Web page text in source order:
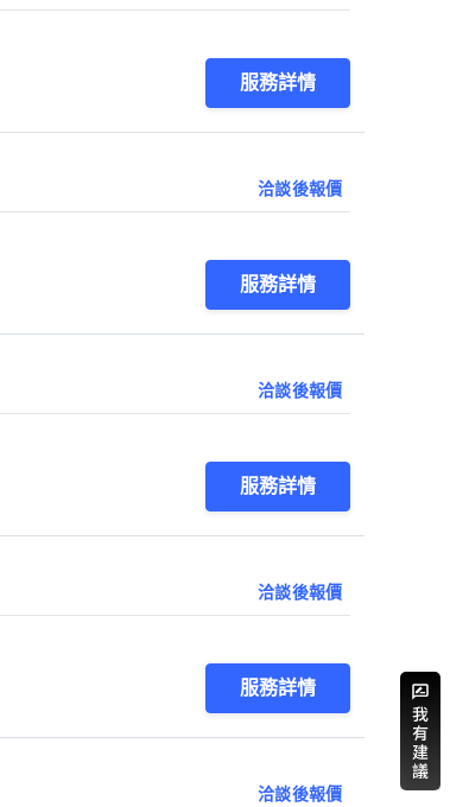
服務詳情
洽談後報價
服務詳情
洽談後報價
服務詳情
洽談後報價
服務詳情
洽談後報價